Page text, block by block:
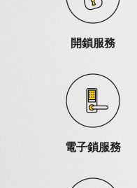
開鎖服務
電子鎖服務